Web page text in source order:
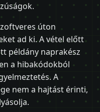
úton
ad ki. A vétel előtt
példány naprakész
a hibakódokból
A
nem a hajtást érinti,